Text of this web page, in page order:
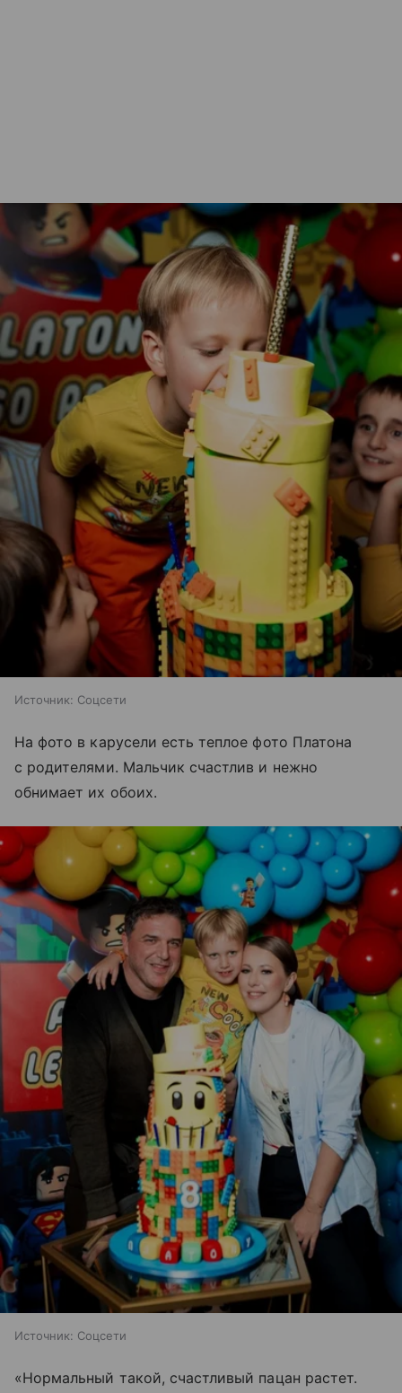
Источник: Соцсети
На фото в карусели есть теплое фото Платона
с родителями. Мальчик счастлив и нежно
обнимает их обоих.
Источник: Соцсети
«Нормальный такой, счастливый пацан растет.